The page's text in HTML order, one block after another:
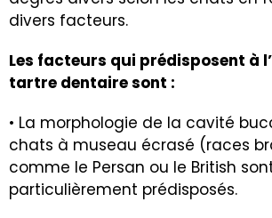
divers facteurs.
Les facteurs qui prédisposent à
tartre dentaire sont :
• La morphologie de la cavité
chats à museau écrasé (races
comme le Persan ou le British
particulièrement prédisposés.